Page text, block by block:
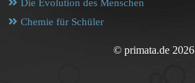
Die Evolution des Menschen
Chemie für Schüler
© primata.de 2026